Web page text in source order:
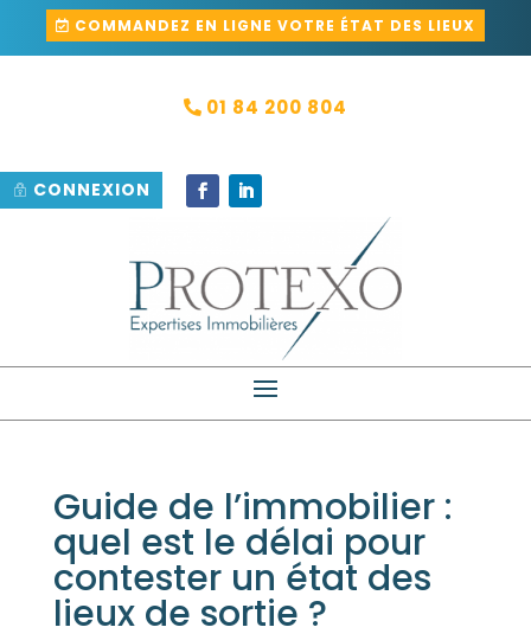
COMMANDEZ EN LIGNE VOTRE ÉTAT DES LIEUX
01 84 200 804
CONNEXION
Guide de l’immobilier :
quel est le délai pour
contester un état des
lieux de sortie ?